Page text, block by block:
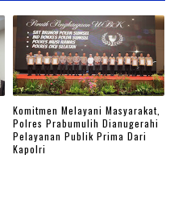
Komitmen Melayani Masyarakat,
Polres Prabumulih Dianugerahi
Pelayanan Publik Prima Dari
Kapolri